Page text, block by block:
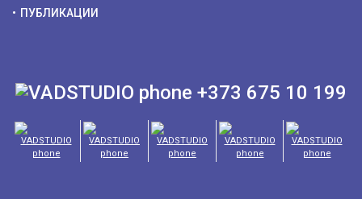
ПУБЛИКАЦИИ
+373 675 10 199